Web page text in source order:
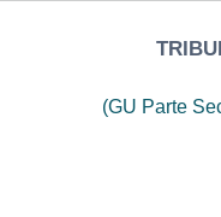
(GU Parte